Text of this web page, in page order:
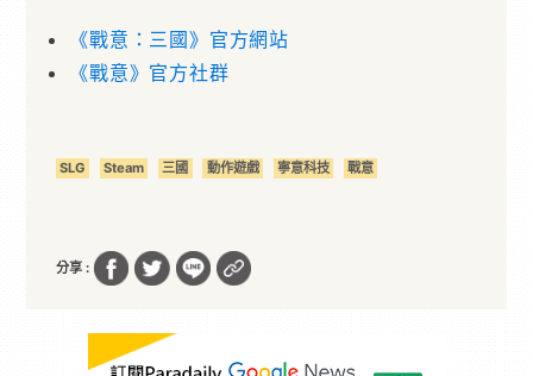
《戰意：三國》官方網站
《戰意》官方社群
SLG Steam 三國 動作遊戲 寧意科技 戰意
分享 :